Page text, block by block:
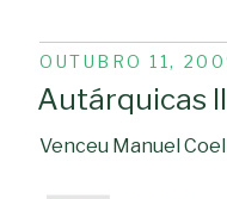
PUBLICADO
EM
OUTUBRO 11,
Autárquicas
Venceu Manuel